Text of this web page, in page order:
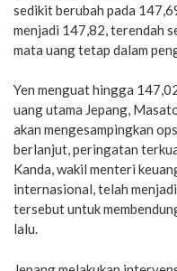
sedikit berubah pada
menjadi 147,82, terendah
mata uang tetap dalam
Yen menguat hingga
uang utama Jepang,
akan mengesampingkan
berlanjut, peringatan
Kanda, wakil menteri
internasional, telah
tersebut untuk
lalu.